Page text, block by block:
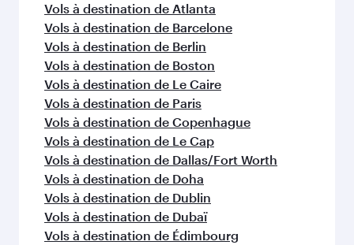
Vols à destination de Atlanta
Vols à destination de Barcelone
Vols à destination de Berlin
Vols à destination de Boston
Vols à destination de Le Caire
Vols à destination de Paris
Vols à destination de Copenhague
Vols à destination de Le Cap
Vols à destination de Dallas/Fort Worth
Vols à destination de Doha
Vols à destination de Dublin
Vols à destination de Dubaï
Vols à destination de Édimbourg